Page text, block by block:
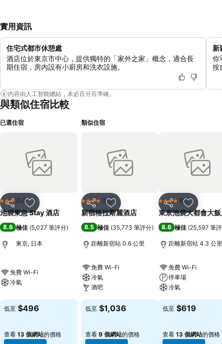
實用資訊
住宅式都市休憩處
酒店位於東京市中心，提供獨特的「家外之家」概念，適合長
期住宿，房內設有小廚房和洗衣設施。
新
你
按
內容由人工智能總結，未必百分百準確。
與類似住宿比較
已選住宿
分享 放到收藏夾
3 星級酒店
池袋東急 Stay 酒店
8.6 極佳 (5,027 筆評分)
東京, 日本
免費 Wi-Fi
冷氣
低至 $496
查看 13 個網站的價格
類似住宿
分享 放到收藏夾
4 星級 酒店
新宿格拉斯麗酒店
8.5 極佳 (35,773 筆評分)
距離新宿站 0.6 公里
免費 Wi-Fi
冷氣
酒吧
低至 $1,036
查看 9 個網站的價格
分享 放到收藏
4 星級 酒店
東京池袋大都會大
8.6 極佳 (25,597 筆
距離新宿站 4.3 公里
免費 Wi-Fi
停車場
冷氣
低至 $619
查看 13 個網站的價格